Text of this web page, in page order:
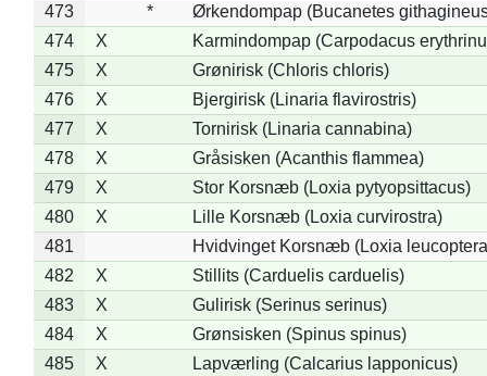
473
*
Ørkendompap (Bucanetes
474
X
Karmindompap (Carpodacus
475
X
Grønirisk (Chloris chloris)
476
X
Bjergirisk (Linaria flavirostris)
477
X
Tornirisk (Linaria cannabina)
478
X
Gråsisken (Acanthis flammea)
479
X
Stor Korsnæb (Loxia pytyopsittacus)
480
X
Lille Korsnæb (Loxia curvirostra)
481
Hvidvinget Korsnæb (Loxia
482
X
Stillits (Carduelis carduelis)
483
X
Gulirisk (Serinus serinus)
484
X
Grønsisken (Spinus spinus)
485
X Lapværling (Calcarius lapponicus)